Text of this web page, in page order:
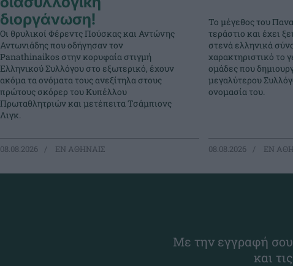
διοργάνωση!
Οι θρυλικοί Φέρεντς Πούσκας και Αντώνης
Αντωνιάδης που οδήγησαν τον
Panathinaikos στην κορυφαία στιγμή
Ελληνικού Συλλόγου στο εξωτερικό, έχουν
ακόμα τα ονόματα τους ανεξίτηλα στους
πρώτους σκόρερ του Κυπέλλου
Πρωταθλητριών και μετέπειτα Τσάμπιονς
Λιγκ.
08.08.2026 EΝ ΑΘΗΝΑΙΣ
Το μέγεθος του
τεράστιο και έχει
στενά ελληνικά
χαρακτηριστικό το
ομάδες που
μεγαλύτερου
ονομασία του.
08.08.2026 EΝ
Με την εγγραφή
και